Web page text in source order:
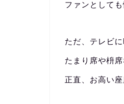
ファンとして
ただ、テレビ
たまり席や枡
正直、お高い